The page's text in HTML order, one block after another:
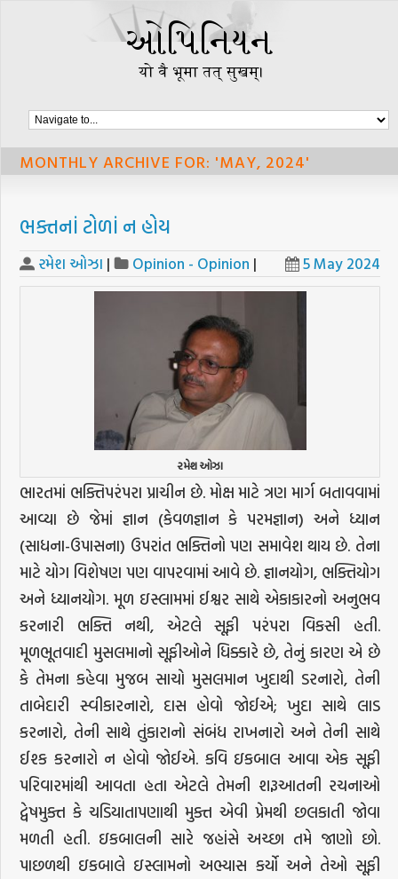
MONTHLY ARCHIVE FOR: 'MAY, 2024'
ભક્તનાં ટોળાં ન હોય
રમેશ ઓઝા | Opinion - Opinion | 5 May 2024
રમેશ ઓઝા
ભારતમાં ભક્તિપરંપરા પ્રાચીન છે. મોક્ષ માટે ત્રણ માર્ગ બતાવવામાં
આવ્યા છે જેમાં જ્ઞાન (કેવળજ્ઞાન કે પરમજ્ઞાન) અને ધ્યાન
(સાધના-ઉપાસના) ઉપરાંત ભક્તિનો પણ સમાવેશ થાય છે. તેના
માટે યોગ વિશેષણ પણ વાપરવામાં આવે છે. જ્ઞાનયોગ, ભક્તિયોગ
અને ધ્યાનયોગ. મૂળ ઇસ્લામમાં ઈશ્વર સાથે એકાકારનો અનુભવ
કરનારી ભક્તિ નથી, એટલે સૂફી પરંપરા વિકસી હતી.
મૂળભૂતવાદી મુસલમાનો સૂફીઓને ધિક્કારે છે, તેનું કારણ એ છે
કે તેમના કહેવા મુજબ સાચો મુસલમાન ખુદાથી ડરનારો, તેની
તાબેદારી સ્વીકારનારો, દાસ હોવો જોઈએ; ખુદા સાથે લાડ
કરનારો, તેની સાથે તુંકારાનો સંબંધ રાખનારો અને તેની સાથે
ઈશ્ક કરનારો ન હોવો જોઈએ. કવિ ઇકબાલ આવા એક સૂફી
પરિવારમાંથી આવતા હતા એટલે તેમની શરૂઆતની રચનાઓ
દ્વેષમુક્ત કે ચડિયાતાપણાથી મુક્ત એવી પ્રેમથી છલકાતી જોવા
મળતી હતી. ઇકબાલની સારે જહાંસે અચ્છા તમે જાણો છો.
પાછળથી ઇકબાલે ઇસ્લામનો અભ્યાસ કર્યો અને તેઓ સૂફી